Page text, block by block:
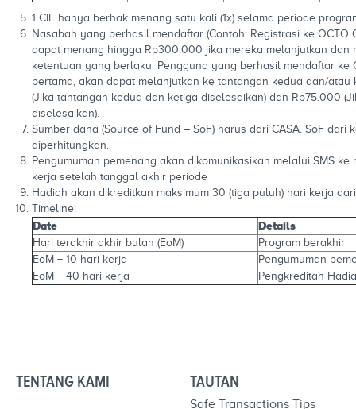
1 CIF hanya berhak menang satu kali (1x) selama periode
Nasabah yang berhasil mendaftar (Contoh: Registrasi ke
dapat menang hingga Rp300.000 jika mereka melanjutkan
ketentuan yang berlaku. Pengguna yang berhasil mendaftar
pertama, akan dapat melanjutkan ke tantangan kedua dan/
(Jika tantangan kedua dan ketiga diselesaikan) dan Rp75.000
diselesaikan).
Sumber dana (Source of Fund – SoF) harus dari CASA. SoF
diperhitungkan.
Pengumuman pemenang akan dikomunikasikan melalui SMS
kerja setelah tanggal akhir periode
Hadiah akan dikreditkan maksimum 30 (tiga puluh) hari kerja
Timeline:
Date Details
Hari terakhir akhir bulan (EoM)
Program berakhir
EoM + 10 hari kerja
Pengumuman
EoM + 40 hari kerja
Pengkreditan
TENTANG KAMI TAUTAN
Safe Transactions Tips